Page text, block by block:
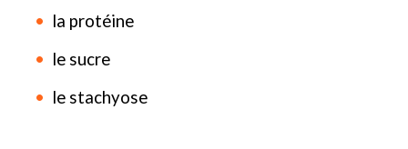
la protéine
le sucre
le stachyose